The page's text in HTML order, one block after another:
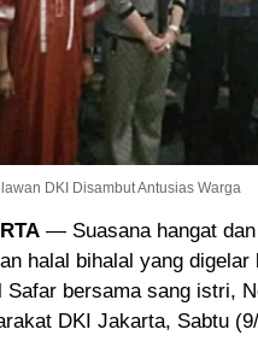
DKI Disambut Antusias Warga
— Suasana hangat
halal bihalal yang
Safar bersama sang istri,
DKI Jakarta, Sabtu